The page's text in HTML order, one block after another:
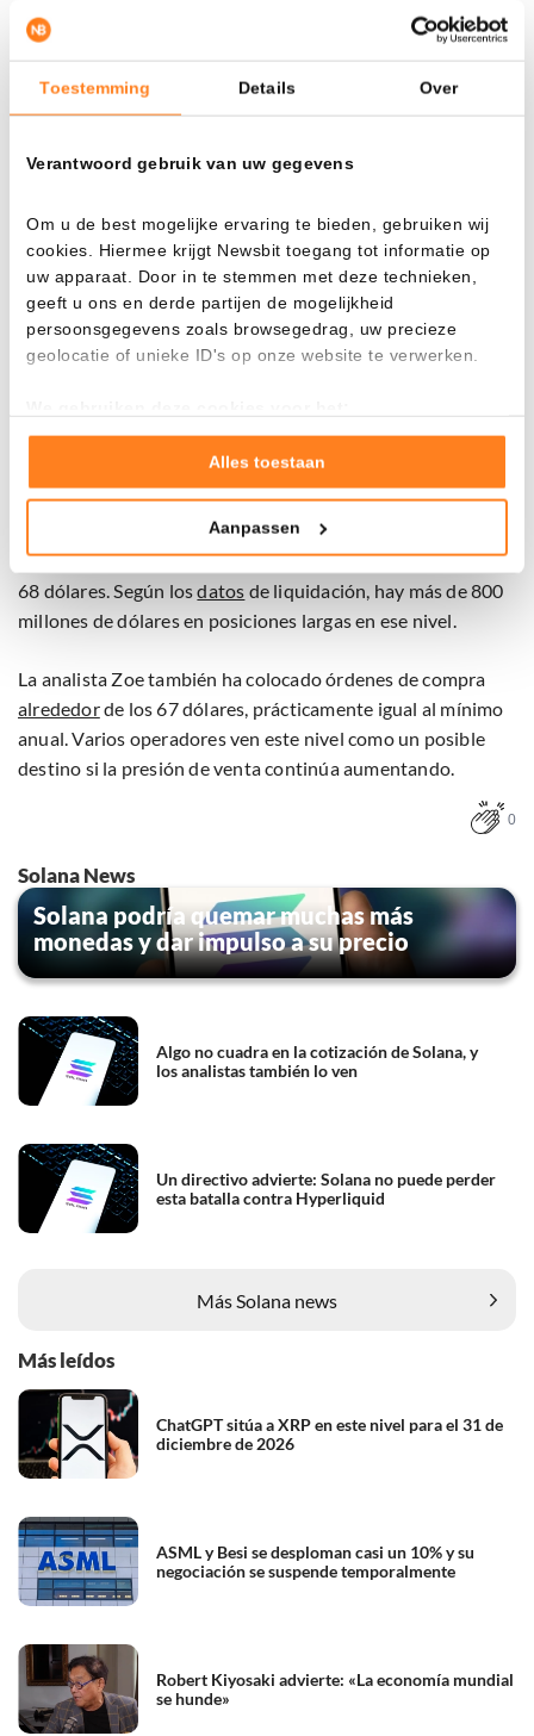
Toestemming Details Over
Verantwoord gebruik van uw gegevens
Om u de best mogelijke ervaring te bieden, gebruiken wij
cookies. Hiermee krijgt Newsbit toegang tot informatie op
uw apparaat. Door in te stemmen met deze technieken,
geeft u ons en derde partijen de mogelijkheid
persoonsgegevens zoals browsegedrag, uw precieze
geolocatie of unieke ID's op onze website te verwerken.
Goed laten functioneren van deze website
Verzamelen van gebruiksstatistieken
Tonen en meten van relevante advertenties
Klik hieronder om ons toestemming te geven om deze
maak gedetailleerde keuzes, waaronder het maken van
bezwaar tegen bedrijven die persoonsgegevens verwerken
instellingen te allen tijde inzien en bijwerken door op de
tekst 'cookies' te klikken onderaan de pagina. Voor meer
informatie: zie ons privacy- encookiestatement.
Alles toestaan
Aanpassen
SOL/USD en el gráfico diario. (Fuente:TradingView
Esto pone nuevamente bajo presión la importante zona de
mercado, este nivel es de gran importancia. Mientras el
precio se mantenga por encima, el rango comercial actual
Sin embargo, una ruptura convincente a la baja trasladaría
rápidamente la atención al mínimo anual alrededor de los
68 dólares. Según losdatos de liquidación, hay más de 800
millones de dólares en posiciones largas en ese nivel.
La analista Zoe también ha colocado órdenes de compra
alrededorde los 67 dólares, prácticamente igual al mínimo
anual. Varios operadores ven este nivel como un posible
destino si la presión de venta continúa aumentando.
0
Solana News
Solana podría quemar muchas más
monedas y dar impulso a su precio
Algo no cuadra en la cotización de Solana, y
los analistas también lo ven
Un directivo advierte: Solana no puede perder
esta batalla contra Hyperliquid
Más Solana news
Más leídos
ChatGPT sitúa a XRP en este nivel para el 31 de
diciembre de 2026
ASML y Besi se desploman casi un 10% y su
negociación se suspende temporalmente
Robert Kiyosaki advierte: «La economía mundial
se hunde»